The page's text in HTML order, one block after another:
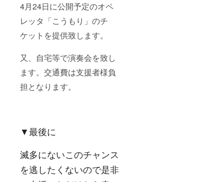
4月24日に公開予定のオペ
レッタ「こうもり」のチ
ケットを提供致します。
又、自宅等で演奏会を致し
ます。交通費は支援者様負
担となります。
▼最後に
滅多にないこのチャンス
を逃したくないので是非